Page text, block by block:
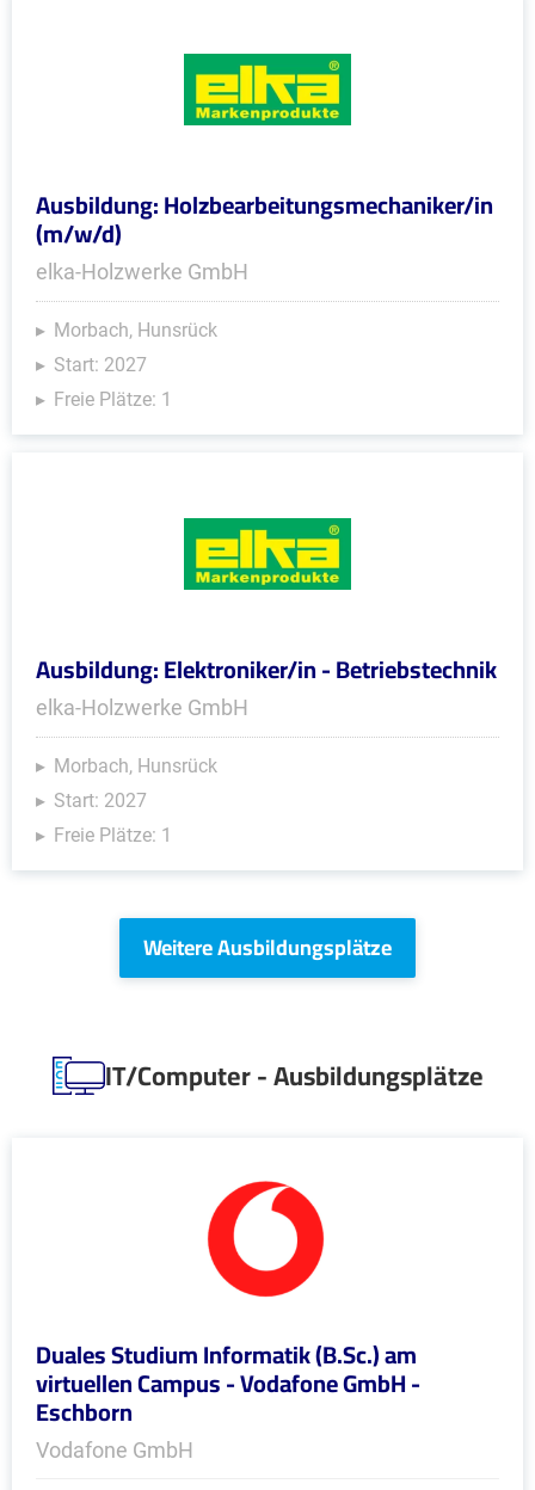
Ausbildung: Holzbearbeitungsmechaniker/in
(m/w/d)
elka-Holzwerke GmbH
Morbach, Hunsrück
Start: 2027
Freie Plätze: 1
Ausbildung: Elektroniker/in - Betriebstechnik
elka-Holzwerke GmbH
Morbach, Hunsrück
Start: 2027
Freie Plätze: 1
Weitere Ausbildungsplätze
IT/Computer - Ausbildungsplätze
Duales Studium Informatik (B.Sc.) am
virtuellen Campus - Vodafone GmbH -
Eschborn
Vodafone GmbH